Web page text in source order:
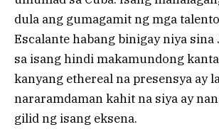
dula ang gumagamit ng mga
Escalante habang binigay niya sina
sa isang hindi makamundong
kanyang ethereal na presensya ay
nararamdaman kahit na siya ay
gilid ng isang eksena.